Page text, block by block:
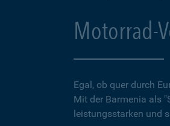
Motorrad-
Egal, ob quer durch
Mit der Barmenia als
leistungsstarken und